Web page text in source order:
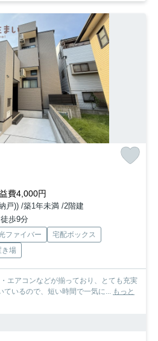
費4,000円
戸)) /築1年未満 /2階建
歩9分
ファイバー
宅配ボックス
き場
エアコンなどが揃っており、とても充実
いるので、短い時間で一気に...
もっと